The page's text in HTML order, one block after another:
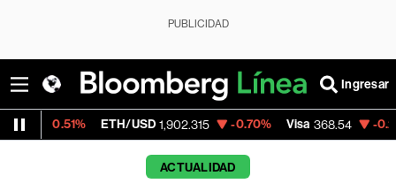
PUBLICIDAD
Ingresar
ETH/USD 1,902.315 -0.70% Visa 368.54 -0.28%
ACTUALIDAD